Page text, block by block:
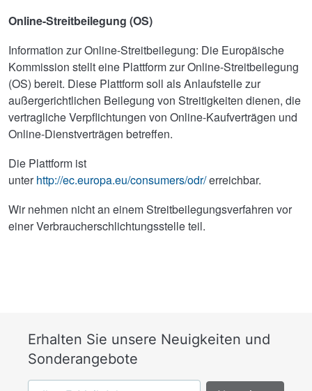
Online-Streitbeilegung (OS)
Information zur Online-Streitbeilegung: Die Europäische
Kommission stellt eine Plattform zur Online-Streitbeilegung
(OS) bereit. Diese Plattform soll als Anlaufstelle zur
außergerichtlichen Beilegung von Streitigkeiten dienen, die
vertragliche Verpflichtungen von Online-Kaufverträgen und
Online-Dienstverträgen betreffen.
Die Plattform ist
unter http://ec.europa.eu/consumers/odr/erreichbar.
Wir nehmen nicht an einem Streitbeilegungsverfahren vor
einer Verbraucherschlichtungsstelle teil.
Erhalten Sie unsere Neuigkeiten und
Sonderangebote